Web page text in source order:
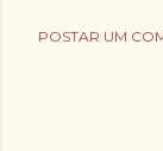
POSTAR UM